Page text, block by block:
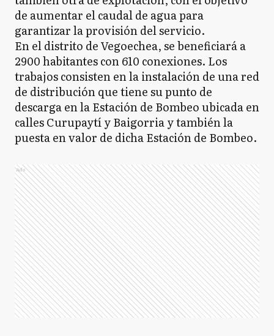
de aumentar el caudal de agua para
garantizar la provisión del servicio.
En el distrito de Vegoechea, se beneficiará a
2900 habitantes con 610 conexiones. Los
trabajos consisten en la instalación de una red
de distribución que tiene su punto de
descarga en la Estación de Bombeo ubicada en
calles Curupaytí y Baigorria y también la
puesta en valor de dicha Estación de Bombeo.
Ads